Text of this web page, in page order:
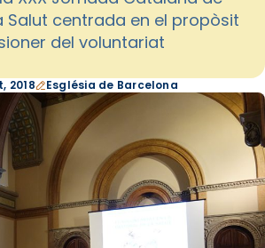
Salut centrada en el propòsit
del voluntariat
2018 Església de Barcelona